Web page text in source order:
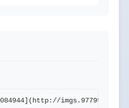
imgs.977958.xyz/